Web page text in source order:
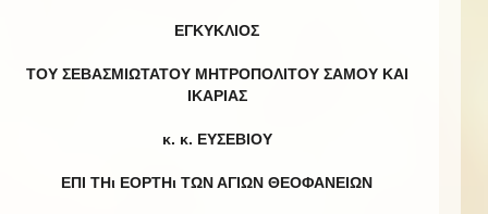
ΕΓΚΥΚΛΙΟΣ
ΤΟΥ ΣΕΒΑΣΜΙΩΤΑΤΟΥ ΜΗΤΡΟΠΟΛΙΤΟΥ ΣΑΜΟΥ ΚΑΙ
ΙΚΑΡΙΑΣ
κ. κ. ΕΥΣΕΒΙΟΥ
ΕΠΙ ΤΗι ΕΟΡΤΗι ΤΩΝ ΑΓΙΩΝ ΘΕΟΦΑΝΕΙΩΝ